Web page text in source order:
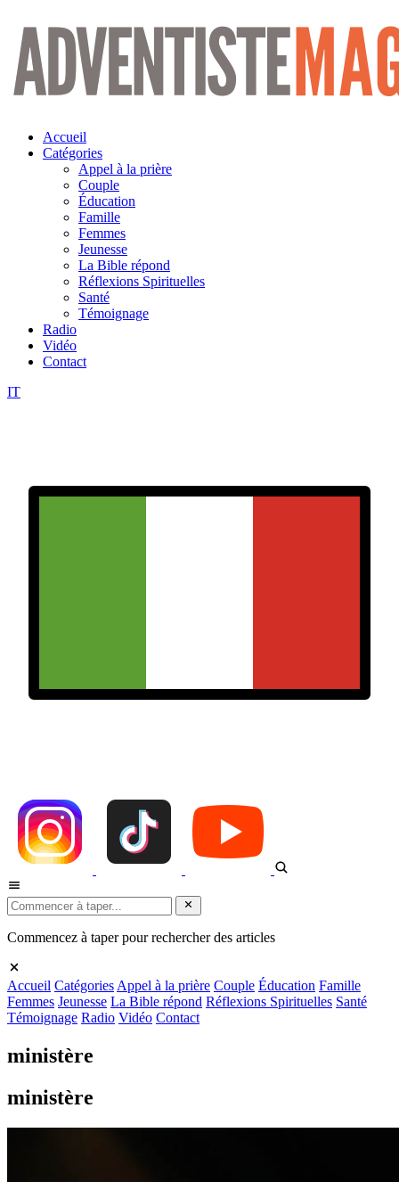
Aller
contenu
Accueil
Catégories
Appel à la prière
Couple
Éducation
Famille
Femmes
Jeunesse
La Bible répond
Réflexions Spirituelles
Santé
Témoignage
Radio
Vidéo
Contact
IT
Commencez à taper pour rechercher des articles
Accueil Catégories Appel à la prière Couple Éducation Famille
Femmes Jeunesse La Bible répond Réflexions Spirituelles Santé
Témoignage Radio Vidéo Contact
ministère
ministère